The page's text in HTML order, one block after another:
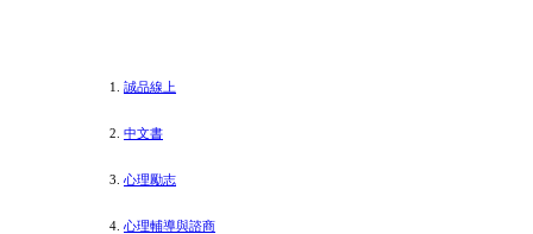
誠品線上
中文書
心理勵志
心理輔導與諮商